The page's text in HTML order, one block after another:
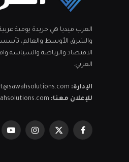
العرب ميديا هي جريدة يومية
الاقتصاد والرياضة والسياسة
العربي.
الإدارة:
للإعلان معنا:
فيسبوكX
الانستغرام